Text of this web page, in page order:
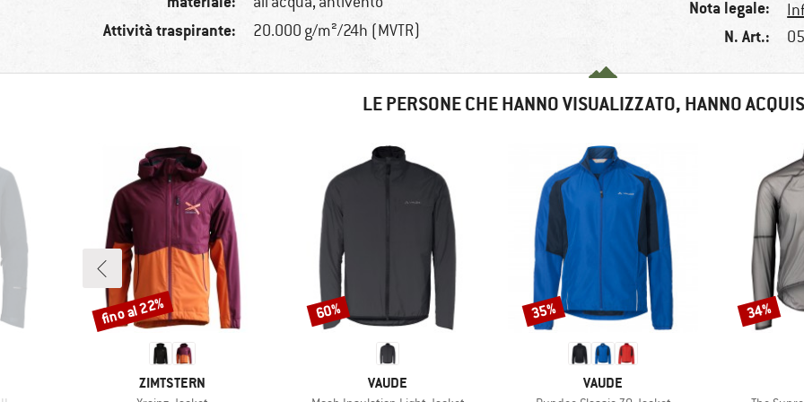
Attività traspirante: 20.000 g/m²/24h (MVTR)
Nota legale:
N. Art.:
LE PERSONE CHE HANNO VISUALIZZATO, HANNO
MARCHIO
ZIMTSTERN
Sconto
fino al 22%
MARCHIO
VAUDE
Sconto
60%
MARCHIO
VAUDE
Sconto
35% Sconto
34%